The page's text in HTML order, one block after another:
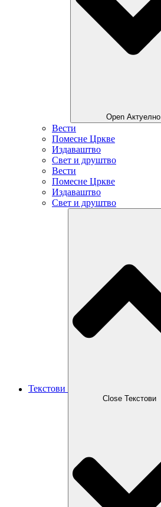
Open Актуелно
Вести
Помесне Цркве
Издаваштво
Свет и друштво
Вести
Помесне Цркве
Издаваштво
Свет и друштво
Текстови
Close Текстови